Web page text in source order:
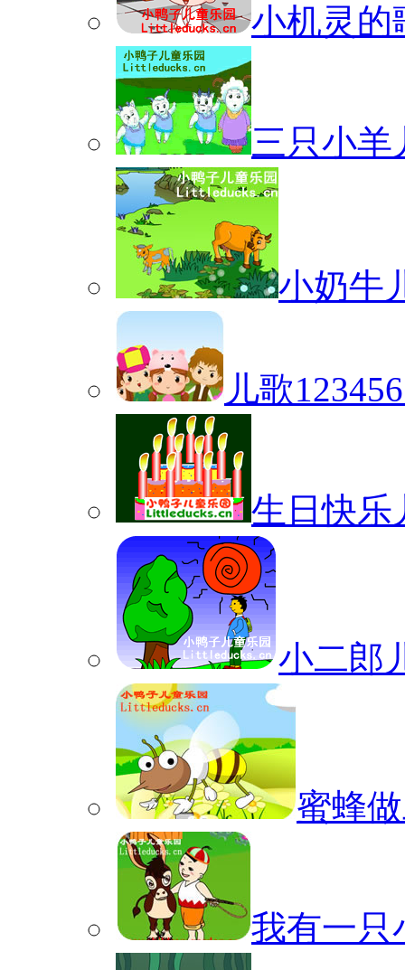
小机灵的
三只小羊
小奶牛
儿歌
生日快乐
小二郎
蜜蜂
我有一只